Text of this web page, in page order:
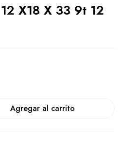
X18 X 33 9t 12
Agregar al carrito